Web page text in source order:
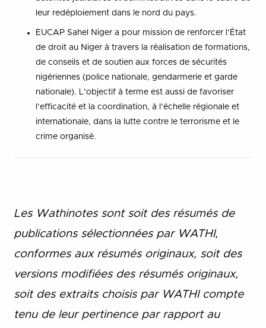
leur redéploiement dans le nord du pays.
EUCAP Sahel Niger a pour mission de renforcer l’État
de droit au Niger à travers la réalisation de formations,
de conseils et de soutien aux forces de sécurités
nigériennes (police nationale, gendarmerie et garde
nationale). L’objectif à terme est aussi de favoriser
l’efficacité et la coordination, à l’échelle régionale et
internationale, dans la lutte contre le terrorisme et le
crime organisé.
Les Wathinotes sont soit des résumés de
publications sélectionnées par WATHI,
conformes aux résumés originaux, soit des
versions modifiées des résumés originaux,
soit des extraits choisis par WATHI compte
tenu de leur pertinence par rapport au